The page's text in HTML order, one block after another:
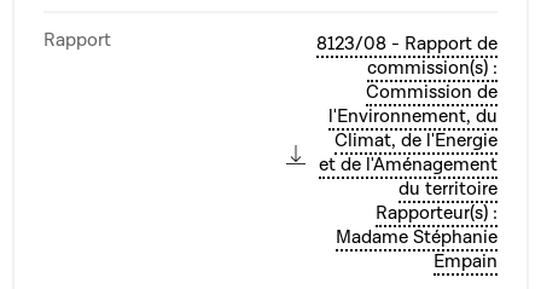
Rapport
8123/08 - Rapport de
commission(s) :
Commission de
l'Environnement, du
Climat, de l'Energie
et de l'Aménagement
du territoire
Rapporteur(s) :
Madame Stéphanie
Empain